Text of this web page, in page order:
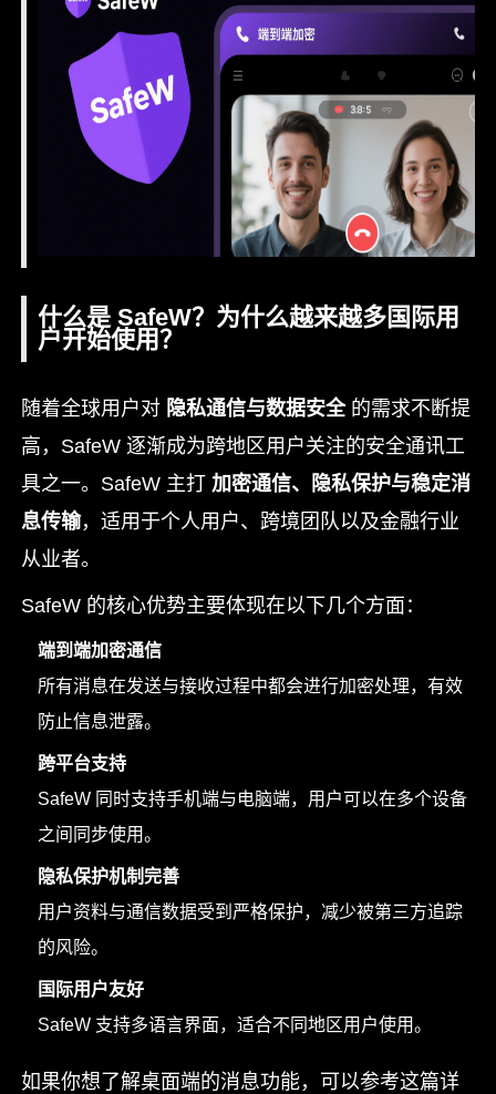
什么是 SafeW？为什么越来越多国际用
户开始使用？
随着全球用户对 隐私通信与数据安全的需求不断提
高，SafeW 逐渐成为跨地区用户关注的安全通讯工
具之一。SafeW 主打 加密通信、隐私保护与稳定消
息传输，适用于个人用户、跨境团队以及金融行业
从业者。
SafeW 的核心优势主要体现在以下几个方面：
端到端加密通信
所有消息在发送与接收过程中都会进行加密处理，有效
防止信息泄露。
跨平台支持
SafeW 同时支持手机端与电脑端，用户可以在多个设备
之间同步使用。
隐私保护机制完善
用户资料与通信数据受到严格保护，减少被第三方追踪
的风险。
国际用户友好
SafeW 支持多语言界面，适合不同地区用户使用。
如果你想了解桌面端的消息功能，可以参考这篇详